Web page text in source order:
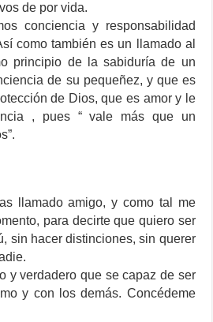
de por vida.
conciencia y responsabilidad
como también es un llamado al
principio de la sabiduría de un
de su pequeñez, y que es
de Dios, que es amor y le
, pues “ vale más que un
llamado amigo, y como tal me
para decirte que quiero ser
sin hacer distinciones, sin querer
y verdadero que se capaz de ser
y con los demás. Concédeme